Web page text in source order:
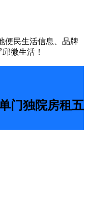
便民生活信息、品牌
微生活！
门独院房租五